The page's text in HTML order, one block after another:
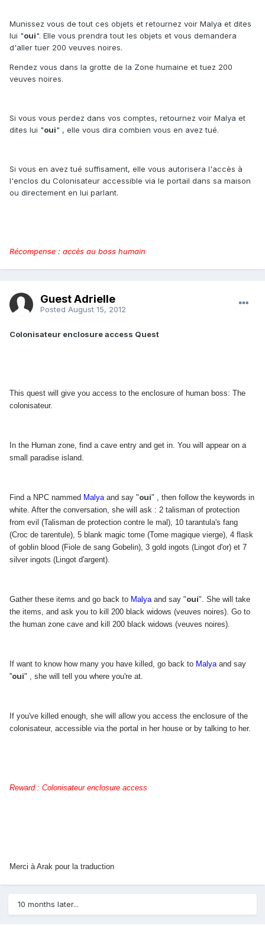
Munissez vous de tout ces objets et retournez voir Malya et dites
lui "oui". Elle vous prendra tout les objets et vous demandera
d'aller tuer 200 veuves noires.
Rendez vous dans la grotte de la Zone humaine et tuez 200
veuves noires.
Si vous vous perdez dans vos comptes, retournez voir Malya et
dites lui "oui" , elle vous dira combien vous en avez tué.
Si vous en avez tué suffisament, elle vous autorisera l'accès à
l'enclos du Colonisateur accessible via le portail dans sa maison
ou directement en lui parlant.
Récompense : accès au boss humain
Guest Adrielle
Posted August 15, 2012
Colonisateur enclosure access Quest
This quest will give you access to the enclosure of human boss: The
colonisateur.
In the Human zone, find a cave entry and get in. You will appear on a
small paradise island.
Find a NPC nammed Malya and say "oui" , then follow the keywords in
white. After the conversation, she will ask : 2 talisman of protection
from evil (Talisman de protection contre le mal), 10 tarantula's fang
(Croc de tarentule), 5 blank magic tome (Tome magique vierge), 4 flask
of goblin blood (Fiole de sang Gobelin), 3 gold ingots (Lingot d'or) et 7
silver ingots (Lingot d'argent).
Gather these items and go back to Malyaand say "oui". She will take
the items, and ask you to kill 200 black widows (veuves noires). Go to
the human zone cave and kill 200 black widows (veuves noires).
If want to know how many you have killed, go back to Malyaand say
''oui" , she will tell you where you're at.
If you've killed enough, she will allow you access the enclosure of the
colonisateur, accessible via the portal in her house or by talking to her.
Reward : Colonisateur enclosure access
Merci à Arak pour la traduction
10 months later...